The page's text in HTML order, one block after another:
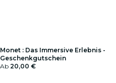
Monet : Das Immersive Erlebnis -
Geschenkgutschein
Ab 20,00 €